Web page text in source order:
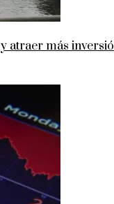
atraer más